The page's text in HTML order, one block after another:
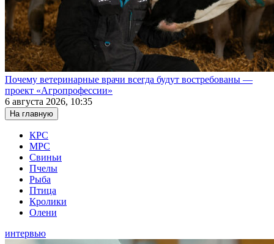
Почему ветеринарные врачи всегда будут востребованы —
проект «Агропрофессии»
6 августа 2026, 10:35
На главную
КРС
МРС
Свиньи
Пчелы
Рыба
Птица
Кролики
Олени
интервью